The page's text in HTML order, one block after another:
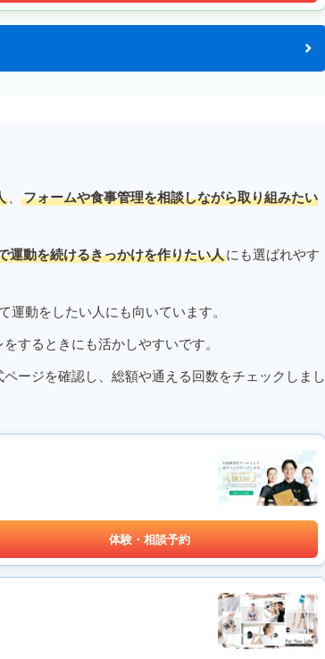
、
フォームや食事管理を相談しながら取り組みたい
運動を続けるきっかけを作りたい人にも選ばれやす
運動をしたい人にも向いています。
するときにも活かしやすいです。
ージを確認し、総額や通える回数をチェックしまし
体験・相談予約